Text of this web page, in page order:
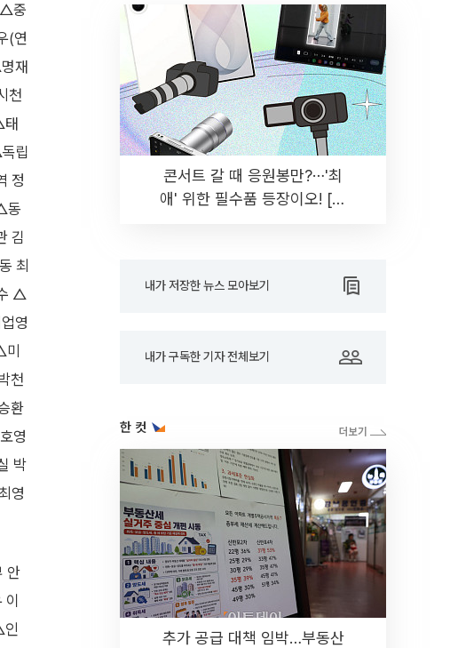
△중
(연
재
천
립
정
동
김
최
△
영
천
환
영
박
영
안
인
콘서트 갈 때 응원봉만?⋯'최
애' 위한 필수품 등장이오! [솔
내가 저장한 뉴스 모아보기
내가 구독한 기자 전체보기
한 컷
추가 공급 대책 임박…부동산